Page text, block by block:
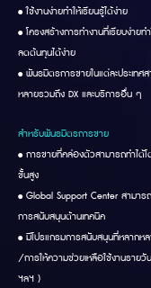
• ใช้งานง่ายทำให้เรียนรู้ได้ง่าย
• โครงสร้างการทำงานที่เรียบง่ายท
ลดต้นทุนได้ง่าย
• พันธมิตรการขายในแต่ละประเท
หลายรวมถึง DX และบริการอื่น ๆ
สำหรับพันธมิตรการขาย
• การขายที่คล่องตัวสามารถทำได้
ขั้นสูง
• Global Support Center สามาร
การสนับสนุนด้านเทคนิค
• มีโปรแกรมการสนับสนุนที่หลากห
/การให้ความช่วยเหลือใช้งานราย
ฯลฯ )